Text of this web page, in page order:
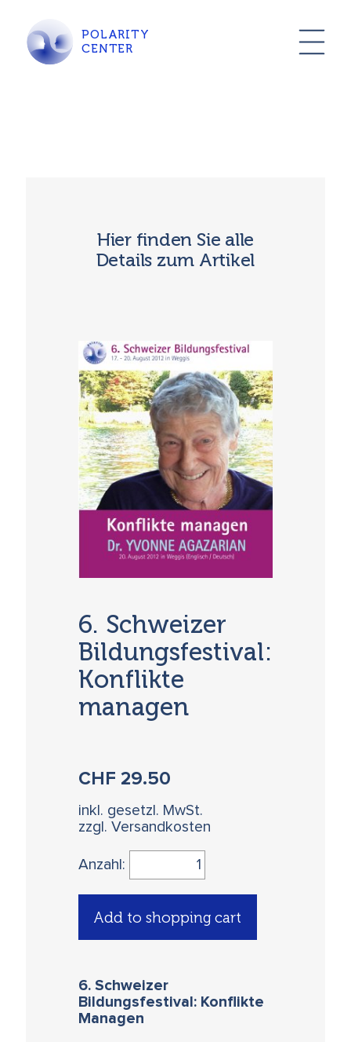
POLARITY
CENTER
Hier finden Sie alle
Details zum Artikel
6. Schweizer
Bildungsfestival:
Konflikte
managen
CHF29.50
inkl. gesetzl. MwSt.
zzgl. Versandkosten
Anzahl:
Add to shopping cart
6. Schweizer
Bildungsfestival: Konflikte
Managen